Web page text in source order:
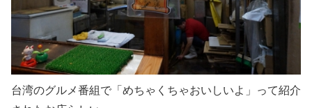
台湾のグルメ番組で「めちゃくちゃおいしいよ」って紹介